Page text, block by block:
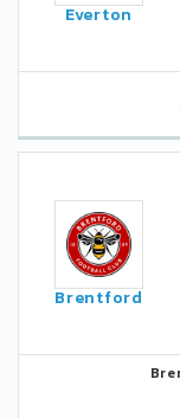
Everton
Brentford